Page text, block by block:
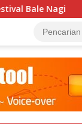
Kalinya PN